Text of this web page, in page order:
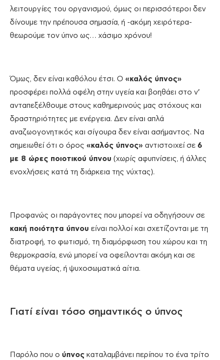
λειτουργίες του οργανισμού, όμως οι περισσότεροι δεν
δίνουμε την πρέπουσα σημασία, ή -ακόμη χειρότερα-
θεωρούμε τον ύπνο ως… χάσιμο χρόνου!
Όμως, δεν είναι καθόλου έτσι. Ο «καλός ύπνος»
προσφέρει πολλά οφέλη στην υγεία και βοηθάει στο ν’
ανταπεξέλθουμε στους καθημερινούς μας στόχους και
δραστηριότητες με ενέργεια. Δεν είναι απλά
αναζωογονητικός και σίγουρα δεν είναι ασήμαντος. Να
σημειωθεί ότι ο όρος «καλός ύπνος» αντιστοιχεί σε 6
με 8 ώρες ποιοτικού ύπνου (χωρίς αφυπνίσεις, ή άλλες
ενοχλήσεις κατά τη διάρκεια της νύχτας).
Προφανώς οι παράγοντες που μπορεί να οδηγήσουν σε
κακή ποιότητα ύπνου είναι πολλοί και σχετίζονται με τη
διατροφή, το φωτισμό, τη διαμόρφωση του χώρου και τη
θερμοκρασία, ενώ μπορεί να οφείλονται ακόμη και σε
θέματα υγείας, ή ψυχοσωματικά αίτια.
Γιατί είναι τόσο σημαντικός ο ύπνος
Παρόλο που ο ύπνος καταλαμβάνει περίπου το ένα τρίτο